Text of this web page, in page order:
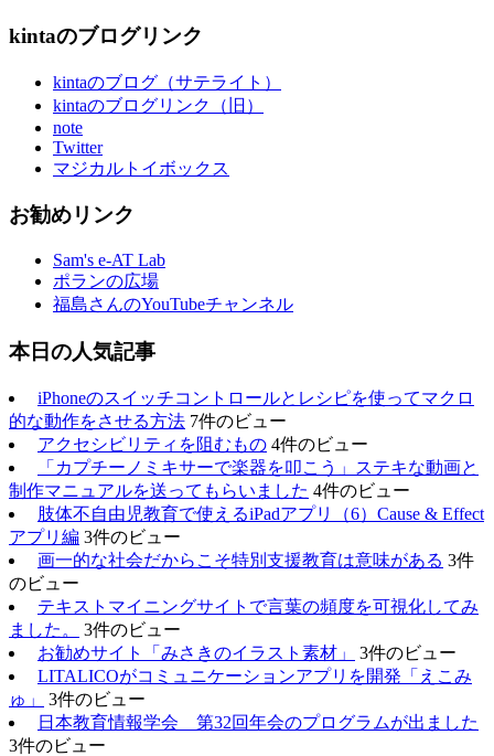
kintaのブログリンク
kintaのブログ（サテライト）
kintaのブログリンク（旧）
note
Twitter
マジカルトイボックス
お勧めリンク
Sam's e-AT Lab
ポランの広場
福島さんのYouTubeチャンネル
本日の人気記事
iPhoneのスイッチコントロールとレシピを使ってマクロ
的な動作をさせる方法 7件のビュー
アクセシビリティを阻むもの 4件のビュー
「カプチーノミキサーで楽器を叩こう」ステキな動画と
制作マニュアルを送ってもらいました 4件のビュー
肢体不自由児教育で使えるiPadアプリ（6）Cause & Effect
アプリ編 3件のビュー
画一的な社会だからこそ特別支援教育は意味がある 3件
のビュー
テキストマイニングサイトで言葉の頻度を可視化してみ
ました。
3件のビュー
お勧めサイト「みさきのイラスト素材」
3件のビュー
LITALICOがコミュニケーションアプリを開発「えこみ
ゅ」
3件のビュー
日本教育情報学会 第32回年会のプログラムが出ました
3件のビュー